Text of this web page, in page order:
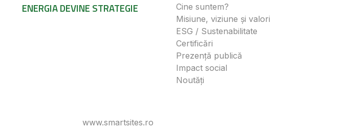
ENERGIA DEVINE STRATEGIE
Cine suntem?
Misiune, viziune și valori
ESG / Sustenabilitate
Certificări
Prezență publică
Impact social
Noutăți
www.smartsites.ro